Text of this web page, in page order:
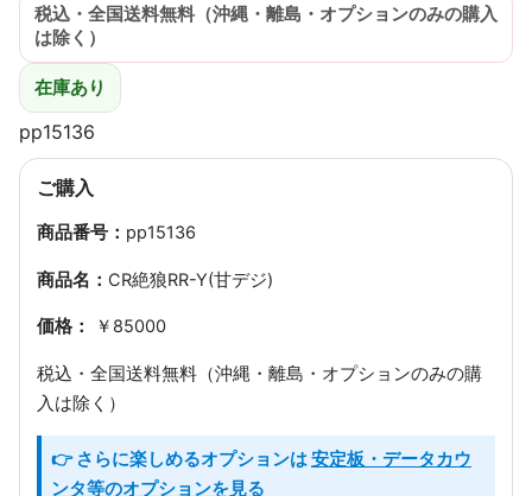
税込・全国送料無料（沖縄・離島・オプションのみの購入
は除く）
在庫あり
pp15136
ご購入
商品番号： pp15136
商品名： CR絶狼RR-Y(甘デジ)
価格： ￥85000
税込・全国送料無料（沖縄・離島・オプションのみの購
入は除く）
👉 さらに楽しめるオプションは安定板・データカウ
ンタ等のオプションを見る